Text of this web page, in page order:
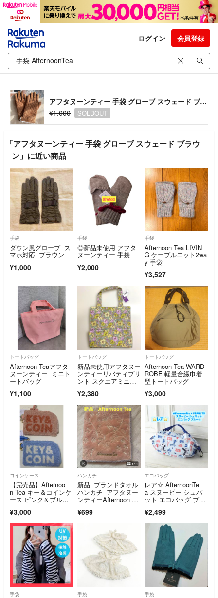
ログイン 会員登録
アフタヌーンティー 手袋 グローブ スウェード ブラウン
¥1,000
SOLDOUT
「アフタヌーンティー 手袋 グローブ スウェード ブラウ
ン」に近い商品
手袋
ダウン風グローブ ス
マホ対応 ブラウン
¥1,000
手袋
◎新品未使用 アフタ
ヌーンティー 手袋
¥2,000
手袋
Afternoon Tea LIVIN
G ケーブルニット2wa
y 手袋
¥3,527
トートバッグ
Afternoon Teaアフタ
ヌーンティー ミニト
ートバッグ
¥1,100
トートバッグ
新品未使用アフタヌー
ンティーリバティプリ
ント スクエアミニト
¥2,380
トートバッグ
Afternoon Tea WARD
ROBE 軽量合繊巾着
型トートバッグ
¥3,000
コインケース
【完売品】Afternoo
n Tea キー＆コインケ
ース ピンク＆ブル
¥3,000
ハンカチ
新品 ブランドタオル
ハンカチ アフタヌー
ンティーAfternoon Te
¥699
エコバッグ
レア☆ AfternoonTe
a スヌーピー シュパ
ット エコバッグ ブル
¥2,499
手袋 手袋 手袋